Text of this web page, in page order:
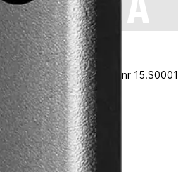
AUDIOTILLBEHÖR
Vårt art.nr 15.S0001
tillbehörskontakt